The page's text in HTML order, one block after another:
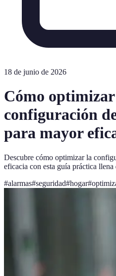
18 de junio de 2026
Cómo
configuración
para mayor
Descubre cómo optimizar la
eficacia con esta guía práctica llena
#alarmas#seguridad#hogar#